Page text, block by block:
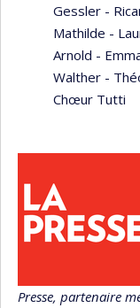
Gessler -
Mathilde -
Arnold -
Walther -
Chœur Tutti
Presse, partenaire